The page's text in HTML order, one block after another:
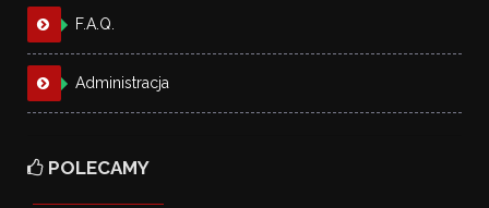
F.A.Q.
Administracja
POLECAMY